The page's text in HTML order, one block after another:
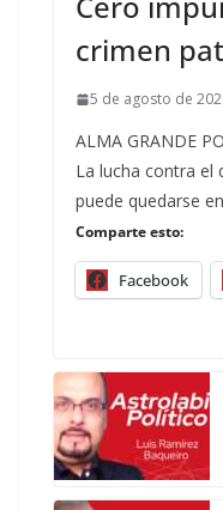
crimen
5 de agosto de
ALMA GRANDE
La lucha contra el
puede quedarse
Comparte esto:
Facebook